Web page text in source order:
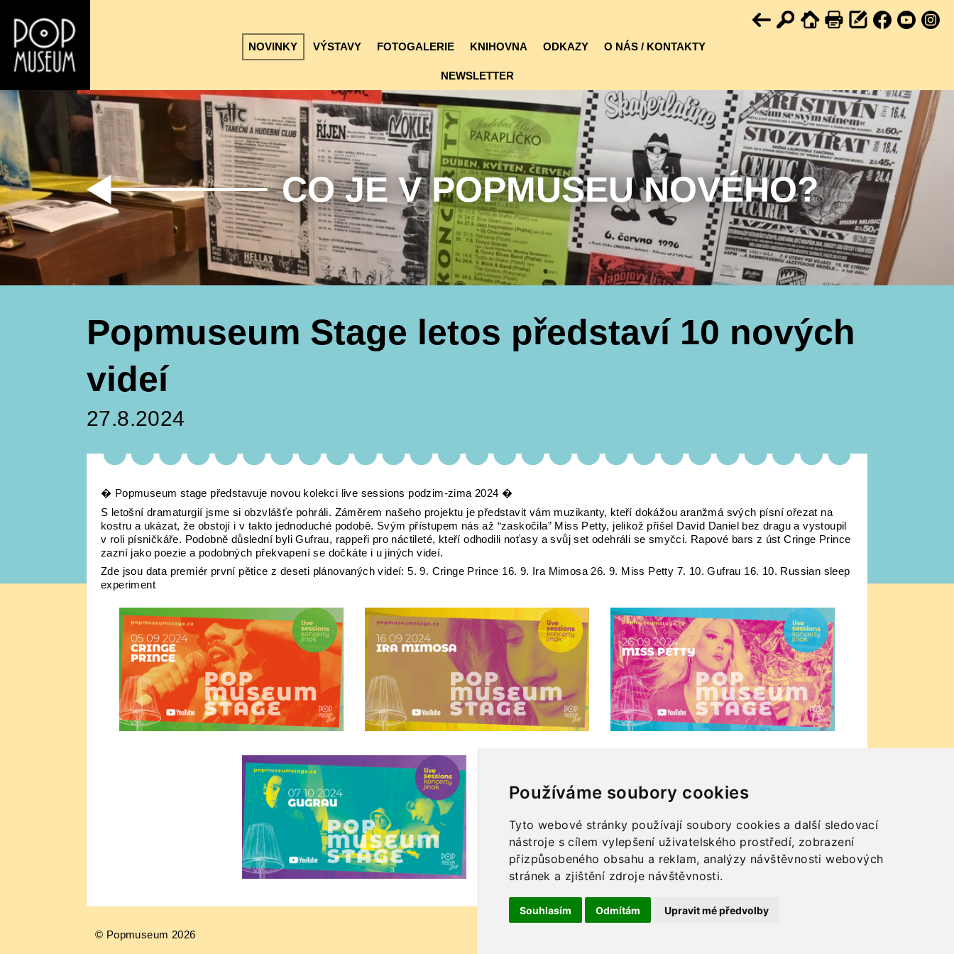
Používáme soubory cookies
Tyto webové stránky používají soubory cookies a další sledovací
nástroje s cílem vylepšení uživatelského prostředí, zobrazení
přizpůsobeného obsahu a reklam, analýzy návštěvnosti webových
stránek a zjištění zdroje návštěvnosti.
Souhlasím Odmítám Upravit mé předvolby
NOVINKY VÝSTAVY FOTOGALERIE KNIHOVNA ODKAZY O NÁS / KONTAKTY
NEWSLETTER
CO JE V POPMUSEU NOVÉHO?
Popmuseum Stage letos představí 10 nových
videí
27.8.2024
� Popmuseum stage představuje novou kolekci live sessions podzim-zima 2024 �
S letošní dramaturgií jsme si obzvlášťe pohráli. Záměrem našeho projektu je představit vám muzikanty, kteří dokážou aranžmá svých písní ořezat na
kostru a ukázat, že obstojí i v takto jednoduché podobě. Svým přístupem nás až “zaskočila” Miss Petty, jelikož přišel David Daniel bez dragu a vystoupil
v roli písničkáře. Podobně důslední byli Gufrau, rappeři pro náctileté, kteří odhodili noťasy a svůj set odehráli se smyčci. Rapové bars z úst Cringe Prince
zazní jako poezie a podobných překvapení se dočkáte i u jiných videí.
Zde jsou data premiér první pětice z deseti plánovaných videí: 5. 9. Cringe Prince 16. 9. Ira Mimosa 26. 9. Miss Petty 7. 10. Gufrau 16. 10. Russian sleep
experiment
© Popmuseum 2026